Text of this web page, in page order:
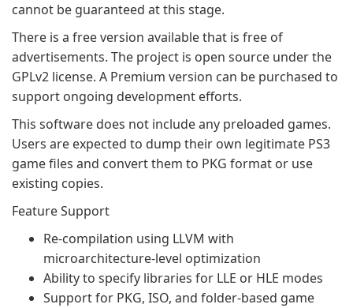
cannot be guaranteed at this stage.
There is a free version available that is free of
advertisements. The project is open source under the
GPLv2 license. A Premium version can be purchased to
support ongoing development efforts.
This software does not include any preloaded games.
Users are expected to dump their own legitimate PS3
game files and convert them to PKG format or use
existing copies.
Feature Support
Re-compilation using LLVM with
microarchitecture-level optimization
Ability to specify libraries for LLE or HLE modes
Support for PKG, ISO, and folder-based game